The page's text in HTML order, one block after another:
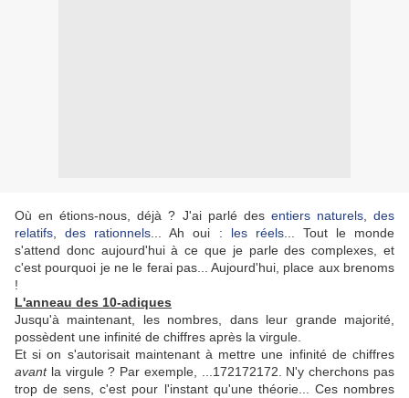
Où en étions-nous, déjà ? J'ai parlé des entiers naturels,des
relatifs ,des rationnels ... Ah oui : les réels... Tout le monde
s'attend donc aujourd'hui à ce que je parle des complexes, et
c'est pourquoi je ne le ferai pas... Aujourd'hui, place aux brenoms
!
L'anneau des 10-adiques
Jusqu'à maintenant, les nombres, dans leur grande majorité,
possèdent une infinité de chiffres après la virgule.
Et si on s'autorisait maintenant à mettre une infinité de chiffres
avantla virgule ? Par exemple, ...172172172. N'y cherchons pas
trop de sens, c'est pour l'instant qu'une théorie... Ces nombres